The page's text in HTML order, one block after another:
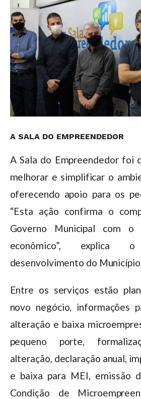
A SALA DO EMPREENDEDOR
A Sala do Empreendedor foi
melhorar e simplificar o
oferecendo apoio para os
“Esta ação confirma o
Governo Municipal com o
econômico”,
desenvolvimento do
Entre os serviços estão
novo negócio, informações
alteração e baixa
pequeno porte,
alteração, declaração anual,
e baixa para MEI, emissão
Condição de